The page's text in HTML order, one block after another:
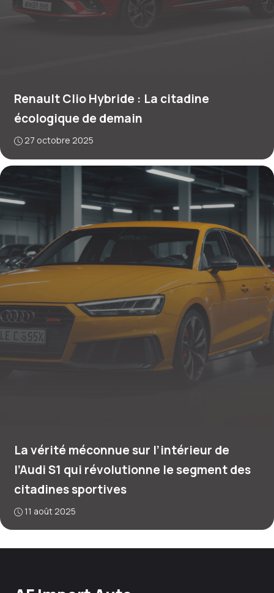
Renault Clio Hybride : La citadine
écologique de demain
27 octobre 2025
La vérité méconnue sur l’intérieur de
l’Audi S1 qui révolutionne le segment des
citadines sportives
11 août 2025